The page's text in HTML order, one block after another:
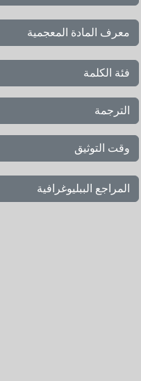
معرف المادة المعجمية
فئة الكلمة
الترجمة
وقت التوثيق
المراجع الببليوغرافية